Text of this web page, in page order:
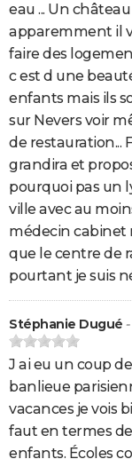
eau ... Un
apparemment il
faire des
c est d une
enfants mais ils
sur Nevers voir
de restauration...
grandira et
pourquoi pas un
ville avec au
médecin cabinet
que le centre de
pourtant je suis
Stéphanie Dugué
J ai eu un coup
banlieue
vacances je vois
faut en termes
enfants. Écoles